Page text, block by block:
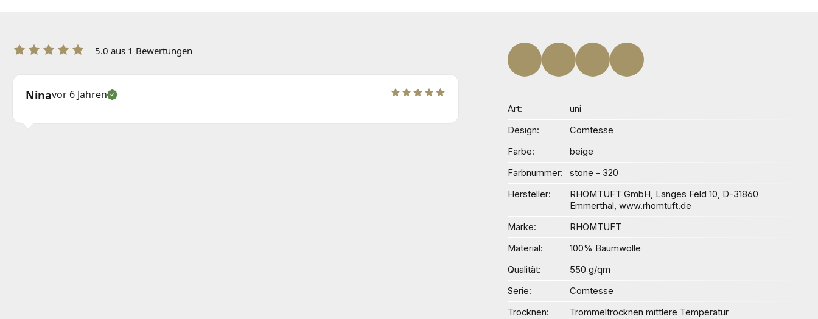
5.0 aus 1 Bewertungen
Ninavor 6 Jahren
Art
uni
Design
Comtesse
Farbe
beige
Farbnummer
stone - 320
Hersteller
RHOMTUFT GmbH, Langes Feld 10, D-31860
Emmerthal, www.rhomtuft.de
Marke
RHOMTUFT
Material
100% Baumwolle
Qualität
550 g/qm
Serie
Comtesse
Trocknen
Trommeltrocknen mittlere Temperatur